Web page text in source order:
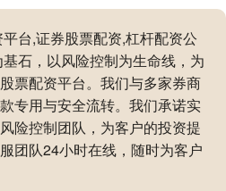
台,证券股票配资,杠杆配资公
石，以风险控制为生命线，为
票配资平台。我们与多家券商
专用与安全流转。我们承诺实
险控制团队，为客户的投资提
团队24小时在线，随时为客户